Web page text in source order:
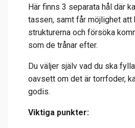
Här finns 3 separata hål där
tassen, samt får möjlighet att
strukturerna och försöka
som de trånar efter.
Du väljer själv vad du ska
oavsett om det är torrfoder,
godis.
Viktiga punkter: